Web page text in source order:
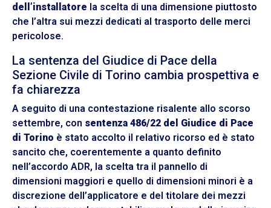
dell’installatore la scelta di una dimensione piuttosto
che l’altra sui mezzi dedicati al trasporto delle merci
pericolose.
La sentenza del Giudice di Pace della
Sezione Civile di Torino cambia prospettiva e
fa chiarezza
A seguito di una contestazione risalente allo scorso
settembre, con sentenza 486/22 del Giudice di Pace
di Torino è stato accolto il relativo ricorso ed è stato
sancito che, coerentemente a quanto definito
nell’accordo ADR, la scelta tra il pannello di
dimensioni maggiori e quello di dimensioni minori è a
discrezione dell’applicatore e del titolare dei mezzi